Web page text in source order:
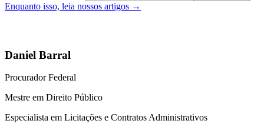
Enquanto isso, leia nossos artigos →
Daniel Barral
Procurador Federal
Mestre em Direito Público
Especialista em Licitações e Contratos Administrativos